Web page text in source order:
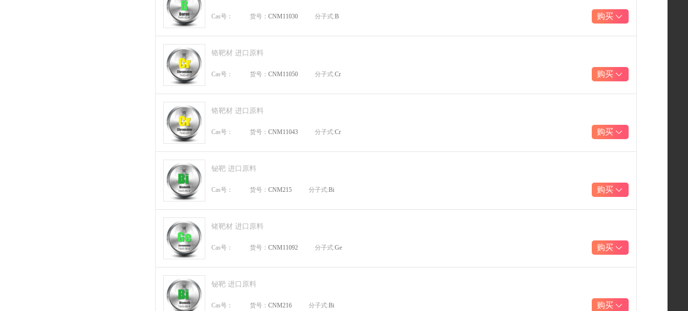
Cas号： 货号： CNM11030 分子式:B 购买
铬靶材 进口原料
Cas号： 货号： CNM11050 分子式:Cr 购买
铬靶材 进口原料
Cas号： 货号： CNM11043 分子式:Cr 购买
铋靶 进口原料
Cas号： 货号： CNM215 分子式:Bi 购买
锗靶材 进口原料
Cas号： 货号： CNM11092 分子式:Ge 购买
铋靶 进口原料
Cas号： 货号： CNM216 分子式:Bi 购买